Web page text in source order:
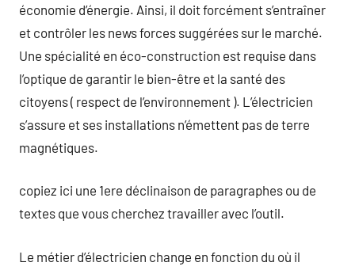
économie d’énergie. Ainsi, il doit forcément s’entraîner
et contrôler les news forces suggérées sur le marché.
Une spécialité en éco-construction est requise dans
l’optique de garantir le bien-être et la santé des
citoyens ( respect de l’environnement ). L’électricien
s’assure et ses installations n’émettent pas de terre
magnétiques.
copiez ici une 1ere déclinaison de paragraphes ou de
textes que vous cherchez travailler avec l’outil.
Le métier d’électricien change en fonction du où il